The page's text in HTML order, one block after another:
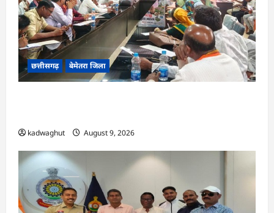
छत्तीसगढ़ बेमेतरा जिला
kadwaghut August 9, 2026